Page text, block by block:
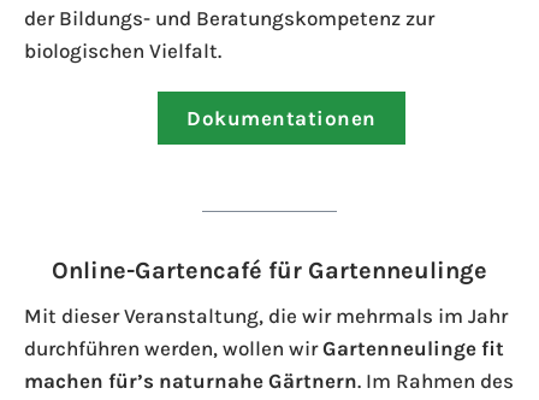
der Bildungs- und Beratungskompetenz zur
biologischen Vielfalt.
Dokumentationen
Online-Gartencafé für Gartenneulinge
Mit dieser Veranstaltung, die wir mehrmals im Jahr
durchführen werden, wollen wirGartenneulinge fit
machen für’s naturnahe Gärtnern. Im Rahmen des